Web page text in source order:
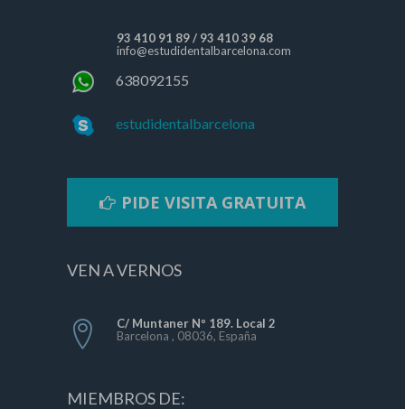
93 410 91 89/ 93 410 39 68
info@estudidentalbarcelona.com
638092155
estudidentalbarcelona
PIDE VISITA GRATUITA
VEN A VERNOS
C/ Muntaner Nº 189. Local 2
Barcelona , 08036, España
MIEMBROS DE: